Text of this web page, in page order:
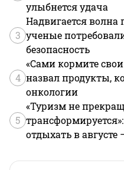
улыбнется удача
3
Надвигается
ученые
безопасность
4
«Сами кормите
назвал продукты,
онкологии
5
«Туризм не
отдыхать в августе